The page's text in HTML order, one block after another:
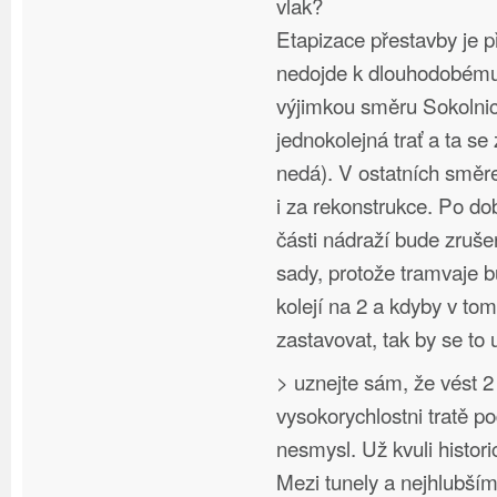
Etapizace přestavby je
nedojde k
výjimkou směru
jednokolejná trať a ta
nedá). V ostatních
i za rekonstrukce. Po
části nádraží bude
sady, protože tramvaje
kolejí na 2 a kdyby v
zastavovat, tak by se to
> uznejte sám, že vést
vysokorychlostni tratě
nesmysl. Už kvuli
Mezi tunely a